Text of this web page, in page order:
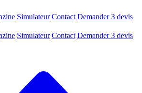
Simulateur Contact Demander 3 devis
Simulateur Contact Demander 3 devis